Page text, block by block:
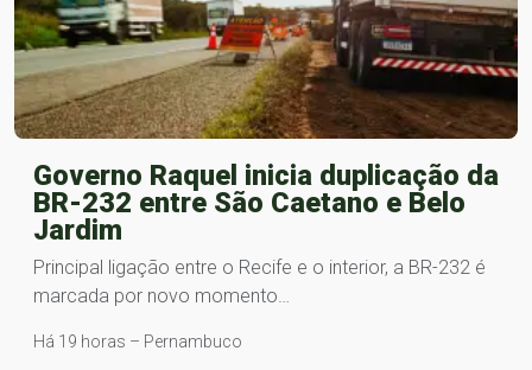
Governo Raquel inicia duplicação da
BR-232 entre São Caetano e Belo
Jardim
Principal ligação entre o Recife e o interior, a BR-232 é
marcada por novo momento…
Há 19 horas – Pernambuco